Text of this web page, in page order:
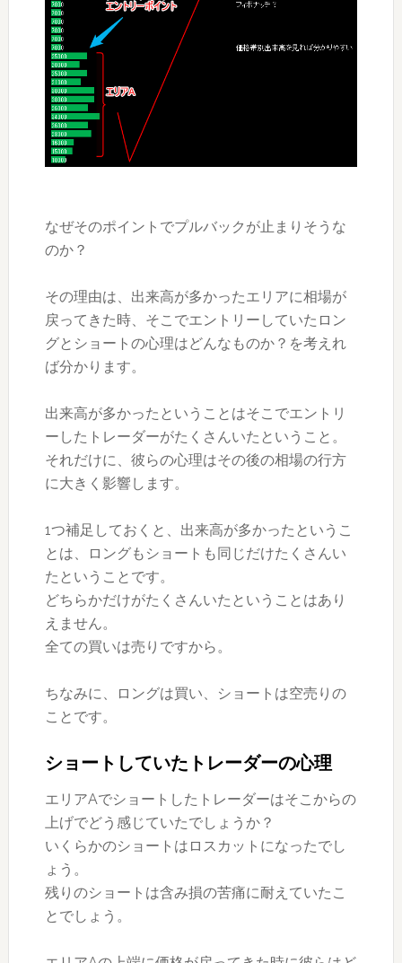
なぜそのポイントでプルバックが止まりそうな
のか？
その理由は、出来高が多かったエリアに相場が
戻ってきた時、そこでエントリーしていたロン
グとショートの心理はどんなものか？を考えれ
ば分かります。
出来高が多かったということはそこでエントリ
ーしたトレーダーがたくさんいたということ。
それだけに、彼らの心理はその後の相場の行方
に大きく影響します。
1つ補足しておくと、出来高が多かったというこ
とは、ロングもショートも同じだけたくさんい
たということです。
どちらかだけがたくさんいたということはあり
えません。
全ての買いは売りですから。
ちなみに、ロングは買い、ショートは空売りの
ことです。
ショートしていたトレーダーの心理
エリアAでショートしたトレーダーはそこからの
上げでどう感じていたでしょうか？
いくらかのショートはロスカットになったでし
ょう。
残りのショートは含み損の苦痛に耐えていたこ
とでしょう。